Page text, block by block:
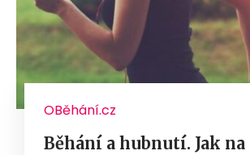
OBěhání.cz
Běhání a hubnutí. Jak na